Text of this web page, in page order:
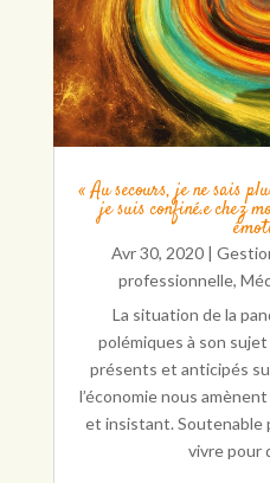
« Au secours, je ne sais
je suis confiné.e chez
Avr 30, 2020|
professionnelle,
La situation de la
polémiques à son
présents et anticipés
l’économie nous
et insistant. Soutenable
vivre pour